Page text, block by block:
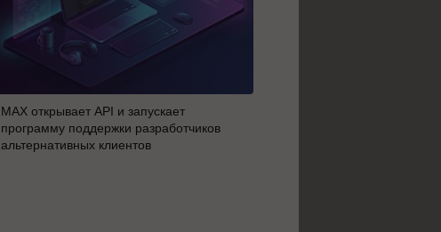
MAX открывает API и запускает
программу поддержки разработчиков
альтернативных клиентов